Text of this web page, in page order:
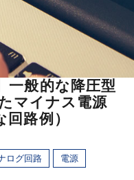
一般的な降圧型
マイナス電源
路例）
ログ回路 電源